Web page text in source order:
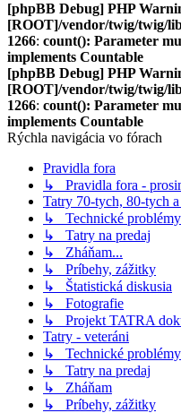
[phpBB Debug] PHP
[ROOT]/vendor/twig/twig/
1266: count(): Parameter
implements Countable
[phpBB Debug] PHP
[ROOT]/vendor/twig/twig/
1266: count(): Parameter
implements Countable
Rýchla navigácia vo fórach
Pravidla fora
↳ Pravidla fora -
Tatry 70-tych, 80-tych
↳ Technické problémy
↳ Tatry na predaj
↳ Zháňam...
↳ Príbehy, zážitky
↳ Štatistická diskusia
↳ Fotografie
↳ Projekt TATRA
Tatry - veteráni
↳ Technické problémy
↳ Tatry na predaj
↳ Zháňam
↳ Príbehy, zážitky